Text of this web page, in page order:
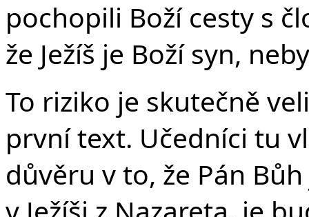
pochopili Boží cesty s
že Ježíš je Boží syn,
To riziko je skutečně
první text. Učedníci tu
důvěru v to, že Pán